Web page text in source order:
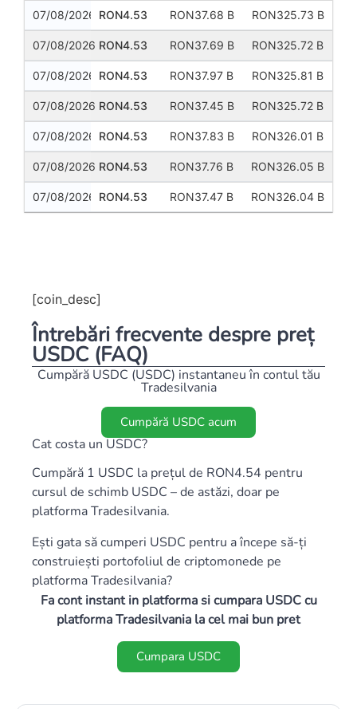
07/08/2026 RON4.53 RON37.68 B RON325.73 B
07/08/2026 RON4.53 RON37.69 B RON325.72 B
07/08/2026 RON4.53 RON37.97 B RON325.81 B
07/08/2026 RON4.53 RON37.45 B RON325.72 B
07/08/2026 RON4.53 RON37.83 B RON326.01 B
07/08/2026 RON4.53 RON37.76 B RON326.05 B
07/08/2026 RON4.53 RON37.47 B RON326.04 B
[coin_desc]
Întrebări frecvente despre preț
USDC (FAQ)
Cumpără USDC (USDC) instantaneu în contul tău
Tradesilvania
Cumpără USDC acum
Cat costa un USDC?
Cumpără 1 USDC la prețul de RON4.54 pentru
cursul de schimb USDC – de astăzi, doar pe
platforma Tradesilvania.
Ești gata să cumperi USDC pentru a începe să-ți
construiești portofoliul de criptomonede pe
platforma Tradesilvania?
Fa cont instant in platforma si cumpara USDC cu
platforma Tradesilvania la cel mai bun pret
Cumpara USDC